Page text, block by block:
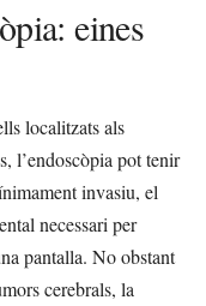
eines
localitzats als
l’endoscòpia pot tenir
invasiu, el
necessari per
pantalla. No obstant
cerebrals, la